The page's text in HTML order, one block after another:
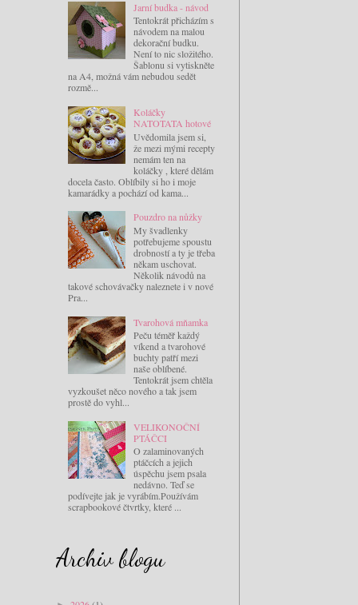
Jarní budka - návod
Tentokrát přicházím s
návodem na malou
dekorační budku.
Není to nic složitého.
Šablonu si vytiskněte
na A4, možná vám nebudou sedět
rozmě...
Koláčky
NATOTATA hotové
Uvědomila jsem si,
že mezi mými recepty
nemám ten na
koláčky , které dělám
docela často. Oblíbily si ho i moje
kamarádky a pochází od kama...
Pouzdro na nůžky
My švadlenky
potřebujeme spoustu
drobností a ty je třeba
někam uschovat.
Několik návodů na
takové schovávačky naleznete i v nové
Pra...
Tvarohová mňamka
Peču téměř každý
víkend a tvarohové
buchty patří mezi
naše oblíbené.
Tentokrát jsem chtěla
vyzkoušet něco nového a tak jsem
prostě do vyhl...
VELIKONOČNÍ
PTÁČCI
O zalaminovaných
ptáčcích a jejich
úspěchu jsem psala
nedávno. Teď se
podívejte jak je vyrábím.Používám
scrapbookové čtvrtky, které ...
Archiv blogu